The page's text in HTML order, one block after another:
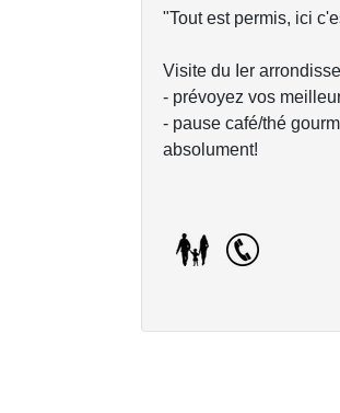
"Tout est permis, ici
Visite du Ier
- prévoyez vos
- pause café/thé
absolument!